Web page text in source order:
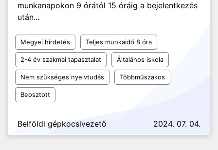
munkanapokon 9 órától 15 óráig a bejelentkezés
után...
Megyei hirdetés Teljes munkaidő 8 óra
2-4 év szakmai tapasztalat Általános iskola
Nem szükséges nyelvtudás Többműszakos
Beosztott
Belföldi gépkocsivezető 2024. 07. 04.